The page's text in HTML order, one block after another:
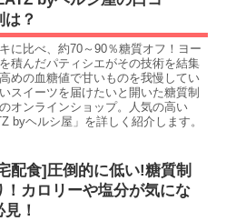
は？
に比べ、約70～90％糖質オフ！ヨー
積んだパティシエがその技術を結集
めの血糖値で甘いものを我慢してい
スイーツを届けたいと開いた糖質制
オンラインショップ。人気の高い
byヘルシ屋」を詳しく紹介します。
配食]圧倒的に低い!糖質制
！カロリーや塩分が気にな
！